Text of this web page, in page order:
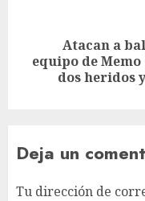
Atacan a
equipo de
dos heridos
Deja un
Tu dirección de